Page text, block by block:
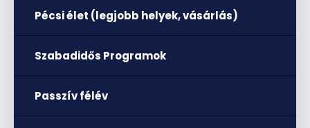
Pécsi élet (legjobb helyek, vásárlás)
Szabadidős Programok
Passzív félév